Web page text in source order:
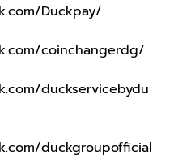
Duckpay/
coinchangerdg/
duckservicebydu
duckgroupofficial